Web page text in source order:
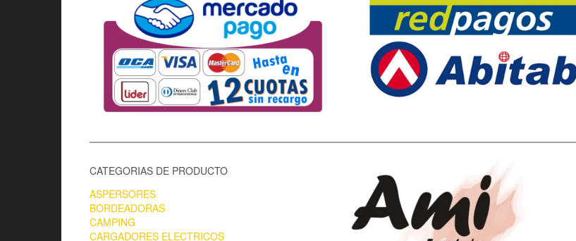
CATEGORIAS DE PRODUCTO
ASPERSORES
BORDEADORAS
CAMPING
CARGADORES ELECTRICOS